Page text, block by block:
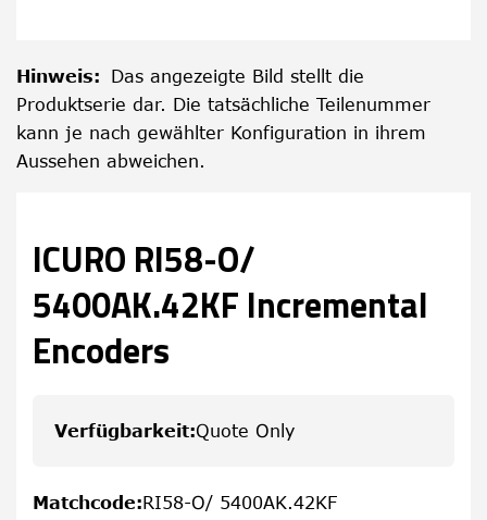
Hinweis: Das angezeigte Bild stellt die
Produktserie dar. Die tatsächliche Teilenummer
kann je nach gewählter Konfiguration in ihrem
Aussehen abweichen.
ICURO RI58-O/
5400AK.42KF Incremental
Encoders
Verfügbarkeit:Quote Only
Matchcode:RI58-O/ 5400AK.42KF